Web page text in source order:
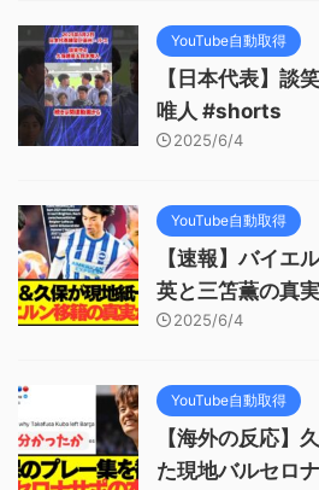
YouTube自動取得
【日本代表】談
唯人 #shorts
2025/6/4
YouTube自動取得
【速報】バイエ
英と三笘薫の真
2025/6/4
YouTube自動取得
【海外の反応】
た現地バルセロ